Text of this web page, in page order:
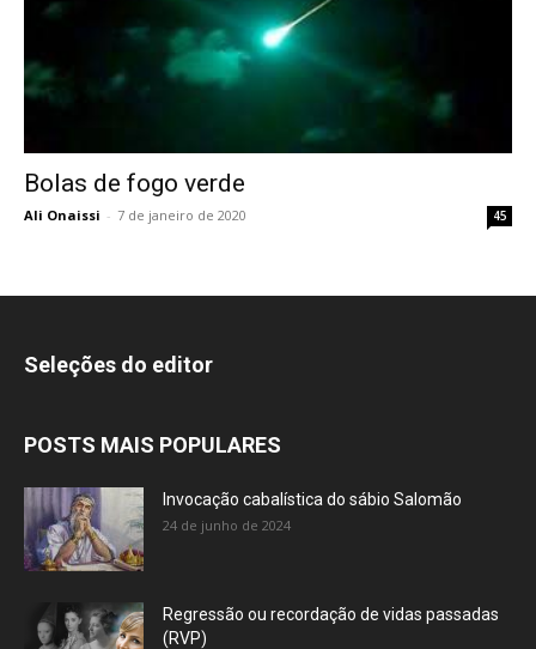
Bolas de fogo verde
Ali Onaissi - 7 de janeiro de 2020 45
Seleções do editor
POSTS MAIS POPULARES
Invocação cabalística do sábio Salomão
24 de junho de 2024
Regressão ou recordação de vidas passadas
(RVP)